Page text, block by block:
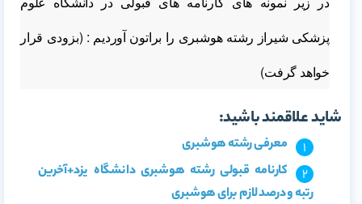
پزشکی شیراز رشته هوشبری را براتون آوردیم : (بزودی قرار
خواهد گرفت)
شاید علاقمند باشید:
معرفی رشته هوشبری
کارنامه قبولی رشته هوشبری دانشگاه یزد+آخرین
رتبه و درصد لازم برای هوشبری